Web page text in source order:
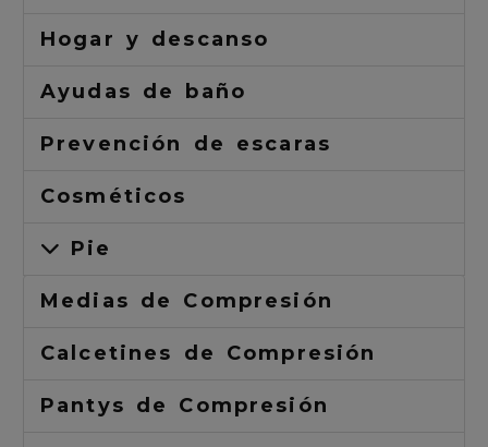
Hogar y descanso
Ayudas de baño
Prevención de escaras
Cosméticos
Pie
Medias de Compresión
Calcetines de Compresión
Pantys de Compresión